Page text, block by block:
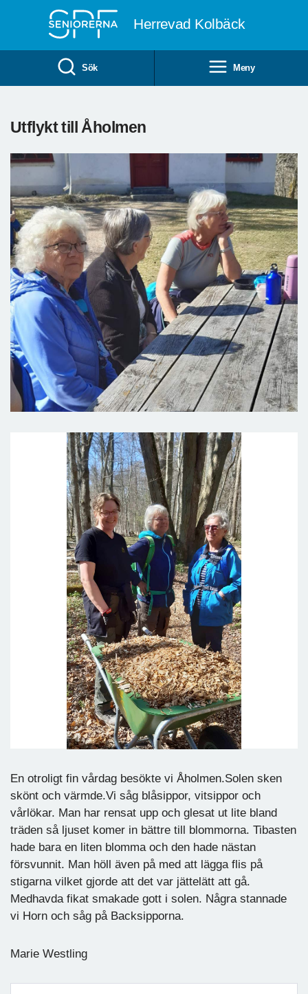
Herrevad Kolbäck
Sök Meny
Utflykt till Åholmen
En otroligt fin vårdag besökte vi Åholmen.Solen sken
skönt och värmde.Vi såg blåsippor, vitsippor och
vårlökar. Man har rensat upp och glesat ut lite bland
träden så ljuset komer in bättre till blommorna. Tibasten
hade bara en liten blomma och den hade nästan
försvunnit. Man höll även på med att lägga flis på
stigarna vilket gjorde att det var jättelätt att gå.
Medhavda fikat smakade gott i solen. Några stannade
vi Horn och såg på Backsipporna.
Marie Westling